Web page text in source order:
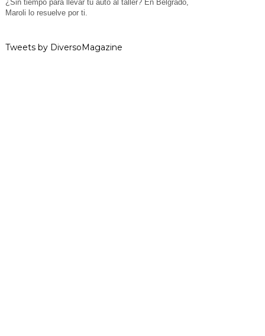
¿Sin tiempo para llevar tu auto al taller? En Belgrado,
Maroli lo resuelve por ti.
Tweets by DiversoMagazine